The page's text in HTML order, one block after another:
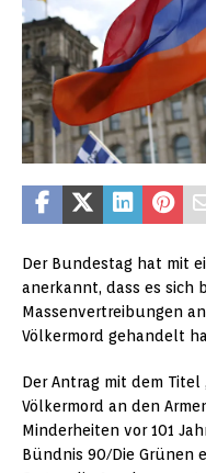
Der Bundestag hat mit
anerkannt, dass es sich
Massenvertreibungen
Völkermord gehandelt
Der Antrag mit dem
Völkermord an den
Minderheiten vor 101
Bündnis 90/Die Grünen